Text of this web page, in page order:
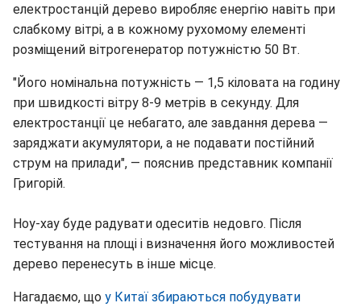
електростанцій дерево виробляє енергію навіть при
слабкому вітрі, а в кожному рухомому елементі
розміщений вітрогенератор потужністю 50 Вт.
"Його номінальна потужність — 1,5 кіловата на годину
при швидкості вітру 8-9 метрів в секунду. Для
електростанції це небагато, але завдання дерева —
заряджати акумулятори, а не подавати постійний
струм на прилади", — пояснив представник компанії
Григорій.
Ноу-хау буде радувати одеситів недовго. Після
тестування на площі і визначення його можливостей
дерево перенесуть в інше місце.
Нагадаємо, що у Китаї збираються побудувати